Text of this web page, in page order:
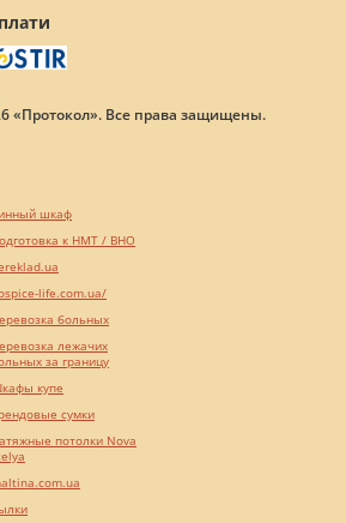
«Протокол». Все права защищены.
шкаф
к НМТ / ВНО
life.com.ua/
больных
лежачих
за границу
купе
сумки
потолки Nova